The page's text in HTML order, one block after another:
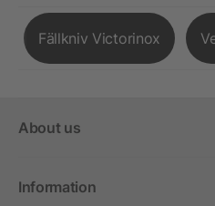
Fällkniv Victorinox
About us
Information